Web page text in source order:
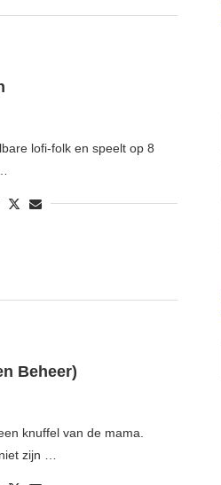
lofi-folk en speelt op 8
Beheer)
knuffel van de mama.
zijn …